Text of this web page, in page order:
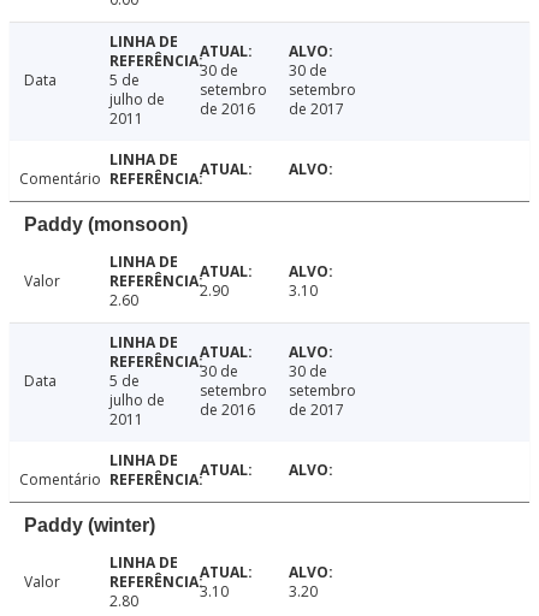
Data
5 de
julho de
2011
30 de
setembro
de 2016
30 de
setembro
de 2017
Comentário
Paddy (monsoon)
Valor
2.60
2.90 3.10
Data
5 de
julho de
2011
30 de
setembro
de 2016
30 de
setembro
de 2017
Comentário
Paddy (winter)
Valor
2.80
3.10 3.20